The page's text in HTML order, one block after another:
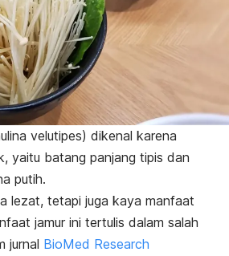
velutipes) dikenal karena
yaitu batang panjang tipis dan
putih.
lezat, tetapi juga kaya manfaat
jamur ini tertulis dalam salah
jurnal BioMed Research